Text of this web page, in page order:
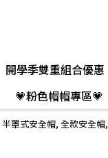
開學季雙重組合優惠
💗粉色帽帽專區💗
半罩式安全帽, 全款安全帽,